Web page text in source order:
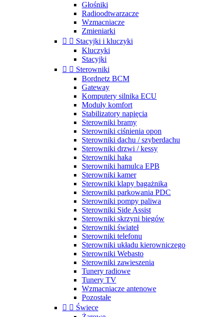
Głośniki
Radioodtwarzacze
Wzmacniacze
Zmieniarki
  Stacyjki i kluczyki
Kluczyki
Stacyjki
  Sterowniki
Bordnetz BCM
Gateway
Komputery silnika ECU
Moduły komfort
Stabilizatory napięcia
Sterowniki bramy
Sterowniki ciśnienia opon
Sterowniki dachu / szyberdachu
Sterowniki drzwi / kessy
Sterowniki haka
Sterowniki hamulca EPB
Sterowniki kamer
Sterowniki klapy bagażnika
Sterowniki parkowania PDC
Sterowniki pompy paliwa
Sterowniki Side Assist
Sterowniki skrzyni biegów
Sterowniki świateł
Sterowniki telefonu
Sterowniki układu kierowniczego
Sterowniki Webasto
Sterowniki zawieszenia
Tunery radiowe
Tunery TV
Wzmacniacze antenowe
Pozostałe
  Świece